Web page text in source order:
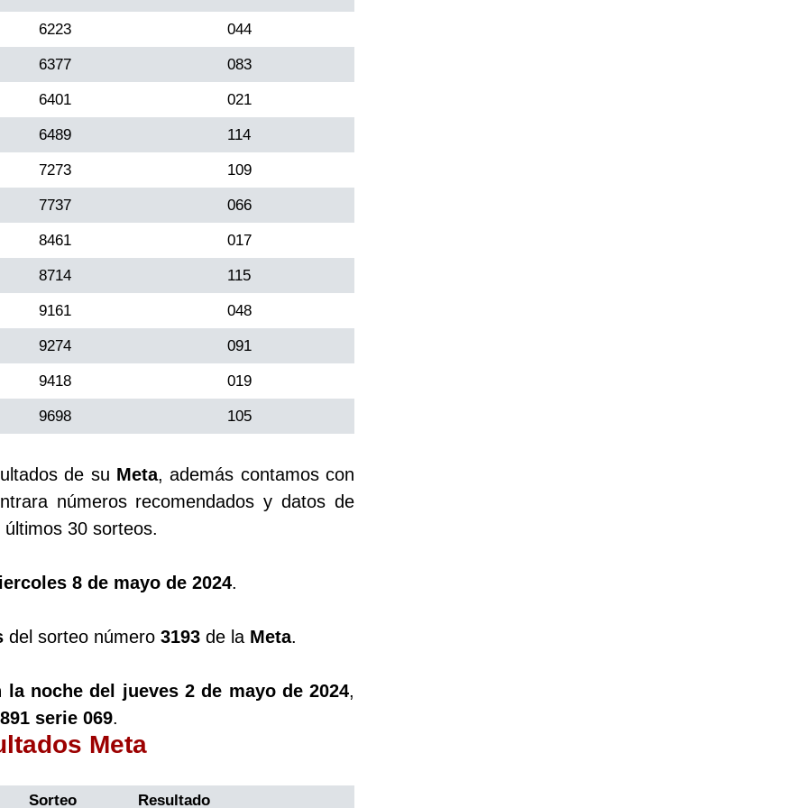
6223 044
6377 083
6401 021
6489 114
7273 109
7737 066
8461 017
8714 115
9161 048
9274 091
9418 019
9698 105
de su Meta, además contamos con
números recomendados y datos de
30 sorteos.
8 de mayo de 2024.
del sorteo número 3193 de la Meta.
la noche del jueves 2 de mayo de 2024,
serie 069.
Meta
Sorteo Resultado